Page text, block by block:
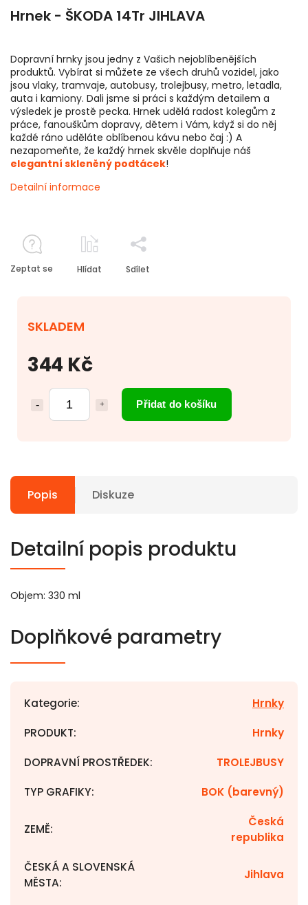
Hrnek - ŠKODA 14Tr JIHLAVA
344 Kč
Přidat do košíku
SKLADEM
Dopravní hrnky jsou jedny z Vašich nejoblíbenějších
produktů. Vybírat si můžete ze všech druhů vozidel, jako
jsou vlaky, tramvaje, autobusy, trolejbusy, metro, letadla,
auta i kamiony. Dali jsme si práci s každým detailem a
výsledek je prostě pecka. Hrnek udělá radost kolegům z
práce, fanouškům dopravy, dětem i Vám, když si do něj
každé ráno uděláte oblíbenou kávu nebo čaj :) A
nezapomeňte, že každý hrnek skvěle doplňuje náš
elegantní skleněný podtácek!
Detailní informace
Zeptat se Hlídat Sdílet
Popis Diskuze
Detailní popis produktu
Objem: 330 ml
Doplňkové parametry
Kategorie: Hrnky
PRODUKT: Hrnky
DOPRAVNÍ PROSTŘEDEK: TROLEJBUSY
TYP GRAFIKY: BOK (barevný)
ZEMĚ:
Česká
republika
ČESKÁ A SLOVENSKÁ
MĚSTA:
Jihlava